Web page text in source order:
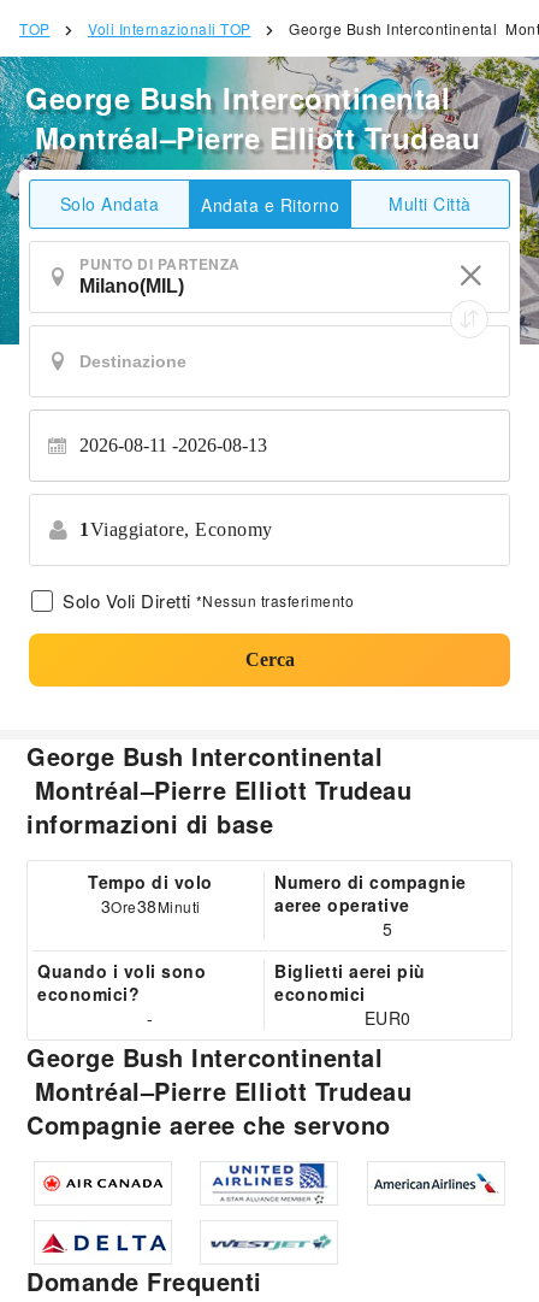
TOP Voli Internazionali TOP George Bush Intercontinental
George Bush Intercontinental
Montréal–Pierre Elliott Trudeau
Solo Andata Andata e Ritorno Multi Città
PUNTO DI PARTENZA
2026-08-11 2026-08-13
1Viaggiatore, Economy
Solo Voli Diretti *Nessun trasferimento
Cerca
George Bush Intercontinental
Montréal–Pierre Elliott Trudeau
informazioni di base
Tempo di volo
3Ore38Minuti
Numero di compagnie
aeree operative
5
Quando i voli sono
economici?
-
Biglietti aerei più
economici
EUR0
George Bush Intercontinental
Montréal–Pierre Elliott Trudeau
Compagnie aeree che servono
Domande Frequenti